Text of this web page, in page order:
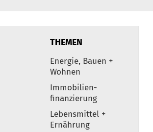
Elemente
THEMEN
Energie, Bauen +
Wohnen
Immobilien-
finanzierung
Lebensmittel +
Ernährung